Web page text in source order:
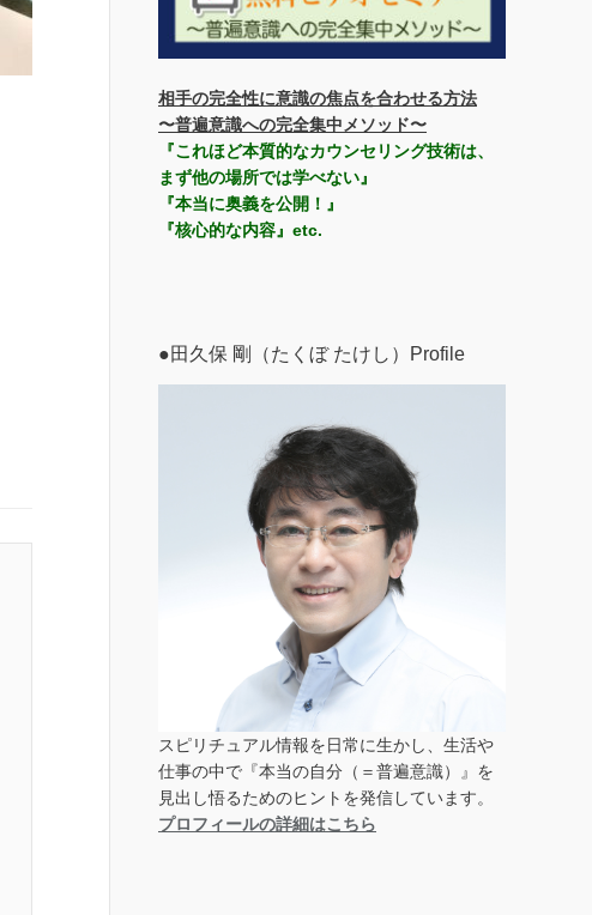
相手の完全性に意識の焦点を合わせる方法
〜普遍意識への完全集中メソッド〜
『これほど本質的なカウンセリング技術は、
まず他の場所では学べない』
『本当に奥義を公開！』
『核心的な内容』etc.
●田久保 剛（たくぼ たけし）Profile
スピリチュアル情報を日常に生かし、生活や
仕事の中で『本当の自分（＝普遍意識）』を
見出し悟るためのヒントを発信しています。
プロフィールの詳細はこちら